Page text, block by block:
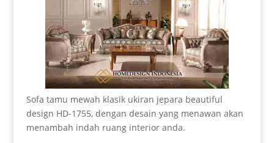
Sofa tamu mewah klasik ukiran jepara beautiful
design HD-1755, dengan desain yang menawan akan
menambah indah ruang interior anda.